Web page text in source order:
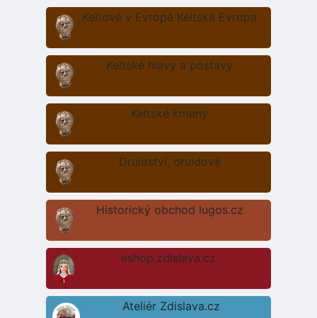
Keltové v Evropě Keltská Evropa
Keltské hlavy a postavy
Keltské kmeny
Druidství, druidové
Historický obchod lugos.cz
eshop.zdislava.cz
Ateliér Zdislava.cz